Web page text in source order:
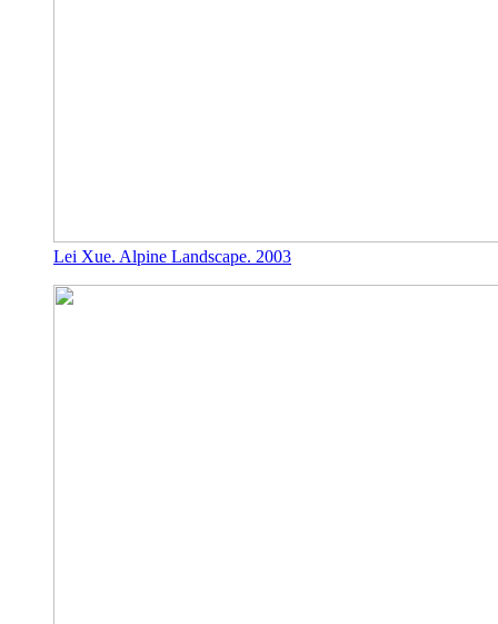
Lei Xue. Alpine Landscape. 2003